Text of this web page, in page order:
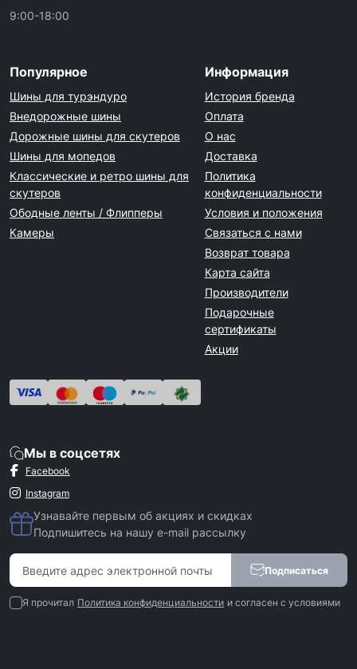
9:00-18:00
Популярное
Шины для турэндуро
Внедорожные шины
Дорожные шины для скутеров
Шины для мопедов
Классические и ретро шины для
скутеров
Ободные ленты / Флипперы
Камеры
Информация
История бренда
Оплата
О нас
Доставка
Политика
конфиденциальности
Условия и положения
Связаться с нами
Возврат товара
Карта сайта
Производители
Подарочные
сертификаты
Акции
Мы в соцсетях
Facebook
Instagram
Узнавайте первым об акциях и скидках
Подпишитесь на нашу e-mail рассылку
Подписаться
Я прочитал Политика конфиденциальности и согласен с условиями